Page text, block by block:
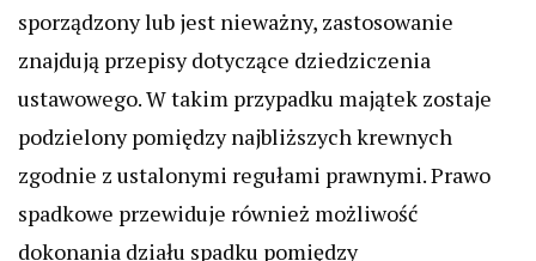
sporządzony lub jest nieważny, zastosowanie
znajdują przepisy dotyczące dziedziczenia
ustawowego. W takim przypadku majątek zostaje
podzielony pomiędzy najbliższych krewnych
zgodnie z ustalonymi regułami prawnymi. Prawo
spadkowe przewiduje również możliwość
dokonania działu spadku pomiędzy